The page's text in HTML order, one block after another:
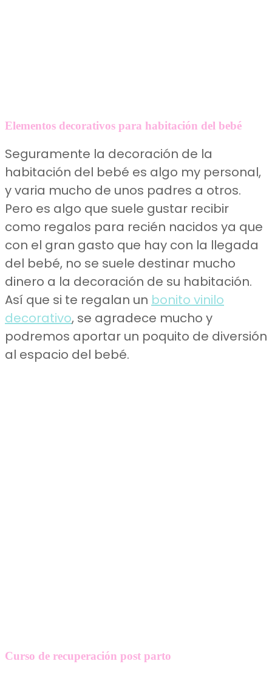
Elementos decorativos para habitación del bebé
Seguramente la decoración de la
habitación del bebé es algo my personal,
y varia mucho de unos padres a otros.
Pero es algo que suele gustar recibir
como regalos para recién nacidos ya que
con el gran gasto que hay con la llegada
del bebé, no se suele destinar mucho
dinero a la decoración de su habitación.
Así que si te regalan un bonito vinilo
decorativo, se agradece mucho y
podremos aportar un poquito de diversión
al espacio del bebé.
Curso de recuperación post parto